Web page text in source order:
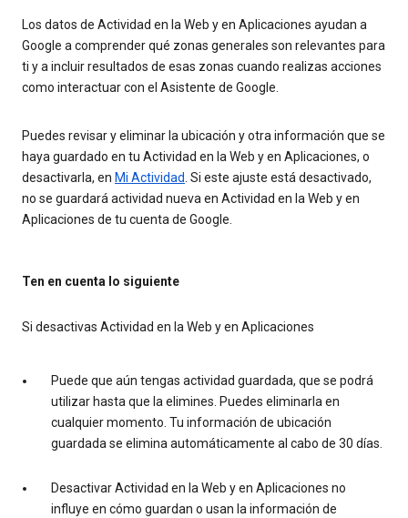
Los datos de Actividad en la Web y en Aplicaciones ayudan a
Google a comprender qué zonas generales son relevantes para
ti y a incluir resultados de esas zonas cuando realizas acciones
como interactuar con el Asistente de Google.
Puedes revisar y eliminar la ubicación y otra información que se
haya guardado en tu Actividad en la Web y en Aplicaciones, o
desactivarla, en Mi Actividad. Si este ajuste está desactivado,
no se guardará actividad nueva en Actividad en la Web y en
Aplicaciones de tu cuenta de Google.
Ten en cuenta lo siguiente
Si desactivas Actividad en la Web y en Aplicaciones
Puede que aún tengas actividad guardada, que se podrá
utilizar hasta que la elimines. Puedes eliminarla en
cualquier momento. Tu información de ubicación
guardada se elimina automáticamente al cabo de 30 días.
Desactivar Actividad en la Web y en Aplicaciones no
influye en cómo guardan o usan la información de